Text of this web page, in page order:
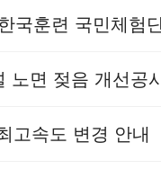
국훈련 국민체험
노면 젖음 개선공
고속도 변경 안내